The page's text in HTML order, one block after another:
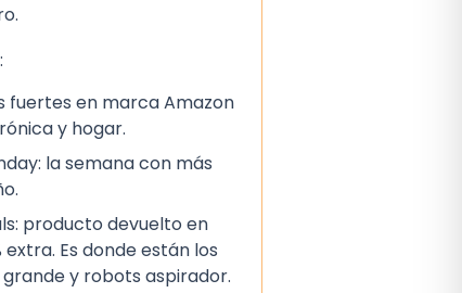
fuertes en marca Amazon
y hogar.
la semana con más
producto devuelto en
Es donde están los
y robots aspirador.